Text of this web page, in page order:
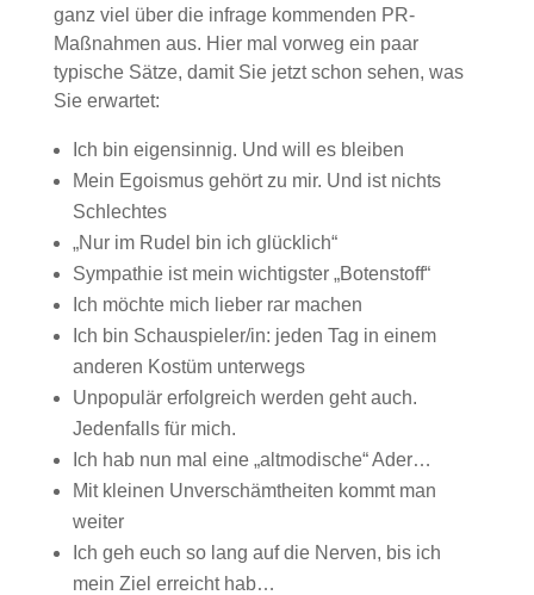
ganz viel über die infrage kommenden PR-
Maßnahmen aus. Hier mal vorweg ein paar
typische Sätze, damit Sie jetzt schon sehen, was
Sie erwartet:
Ich bin eigensinnig. Und will es bleiben
Mein Egoismus gehört zu mir. Und ist nichts
Schlechtes
„Nur im Rudel bin ich glücklich“
Sympathie ist mein wichtigster „Botenstoff“
Ich möchte mich lieber rar machen
Ich bin Schauspieler/in: jeden Tag in einem
anderen Kostüm unterwegs
Unpopulär erfolgreich werden geht auch.
Jedenfalls für mich.
Ich hab nun mal eine „altmodische“ Ader…
Mit kleinen Unverschämtheiten kommt man
weiter
Ich geh euch so lang auf die Nerven, bis ich
mein Ziel erreicht hab…